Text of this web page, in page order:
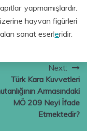
yapmamışlardır.
hayvan figürleri
sanat eserleridir.
Next:
Türk Kara Kuvvetleri
Armasındaki
MÖ 209 Neyi İfade
Etmektedir?